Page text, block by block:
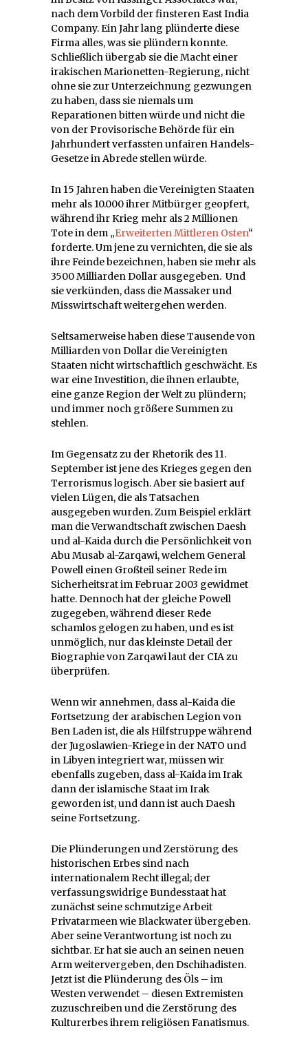
nach dem Vorbild der finsteren East India
Company. Ein Jahr lang plünderte diese
Firma alles, was sie plündern konnte.
Schließlich übergab sie die Macht einer
irakischen Marionetten-Regierung, nicht
ohne sie zur Unterzeichnung gezwungen
zu haben, dass sie niemals um
Reparationen bitten würde und nicht die
von der Provisorische Behörde für ein
Jahrhundert verfassten unfairen Handels-
Gesetze in Abrede stellen würde.
In 15 Jahren haben die Vereinigten Staaten
mehr als 10.000 ihrer Mitbürger geopfert,
während ihr Krieg mehr als 2 Millionen
Tote in dem „Erweiterten Mittleren Osten“
forderte. Um jene zu vernichten, die sie als
ihre Feinde bezeichnen, haben sie mehr als
3500 Milliarden Dollar ausgegeben. Und
sie verkünden, dass die Massaker und
Misswirtschaft weitergehen werden.
Seltsamerweise haben diese Tausende von
Milliarden von Dollar die Vereinigten
Staaten nicht wirtschaftlich geschwächt. Es
war eine Investition, die ihnen erlaubte,
eine ganze Region der Welt zu plündern;
und immer noch größere Summen zu
stehlen.
Im Gegensatz zu der Rhetorik des 11.
September ist jene des Krieges gegen den
Terrorismus logisch. Aber sie basiert auf
vielen Lügen, die als Tatsachen
ausgegeben wurden. Zum Beispiel erklärt
man die Verwandtschaft zwischen Daesh
und al-Kaida durch die Persönlichkeit von
Abu Musab al-Zarqawi, welchem General
Powell einen Großteil seiner Rede im
Sicherheitsrat im Februar 2003 gewidmet
hatte. Dennoch hat der gleiche Powell
zugegeben, während dieser Rede
schamlos gelogen zu haben, und es ist
unmöglich, nur das kleinste Detail der
Biographie von Zarqawi laut der CIA zu
überprüfen.
Wenn wir annehmen, dass al-Kaida die
Fortsetzung der arabischen Legion von
Ben Laden ist, die als Hilfstruppe während
der Jugoslawien-Kriege in der NATO und
in Libyen integriert war, müssen wir
ebenfalls zugeben, dass al-Kaida im Irak
dann der islamische Staat im Irak
geworden ist, und dann ist auch Daesh
seine Fortsetzung.
Die Plünderungen und Zerstörung des
historischen Erbes sind nach
internationalem Recht illegal; der
verfassungswidrige Bundesstaat hat
zunächst seine schmutzige Arbeit
Privatarmeen wie Blackwater übergeben.
Aber seine Verantwortung ist noch zu
sichtbar. Er hat sie auch an seinen neuen
Arm weitervergeben, den Dschihadisten.
Jetzt ist die Plünderung des Öls – im
Westen verwendet – diesen Extremisten
zuzuschreiben und die Zerstörung des
Kulturerbes ihrem religiösen Fanatismus.